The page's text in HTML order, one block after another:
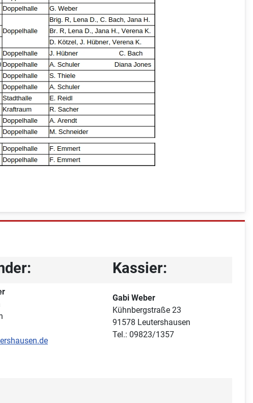
Kassier:
Gabi Weber
Kühnbergstraße 23
91578 Leutershausen
Tel.: 09823/1357